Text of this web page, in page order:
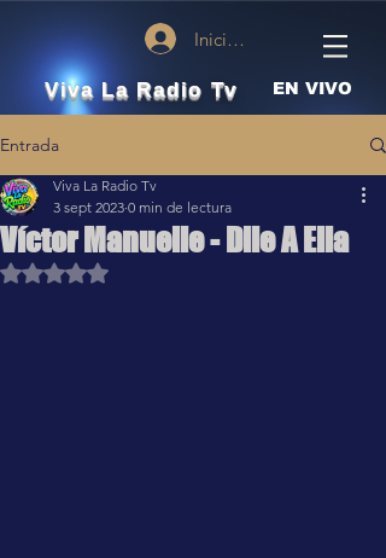
Iniciar sesión
Viva La Radio Tv EN VIVO
Entrada
Víctor Manuelle - Dile A Ella
Viva La Radio Tv
3 sept 2023 0 min de lectura
Obtuvo NaN de 5 estrellas.